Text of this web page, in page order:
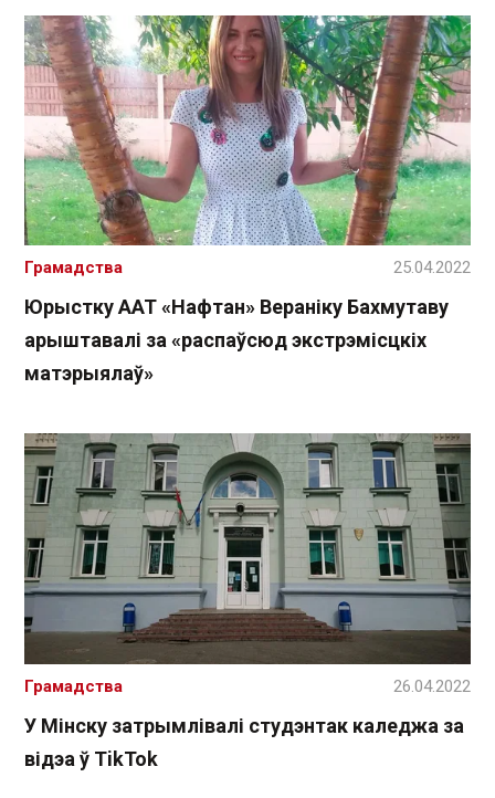
Юрыстку ААТ «Нафтан» Вераніку Бахмутаву
арыштавалі за «распаўсюд экстрэмісцкіх
матэрыялаў»
Грамадства 25.04.2022
У Мінску затрымлівалі студэнтак каледжа за
відэа ў TikTok
Грамадства 26.04.2022